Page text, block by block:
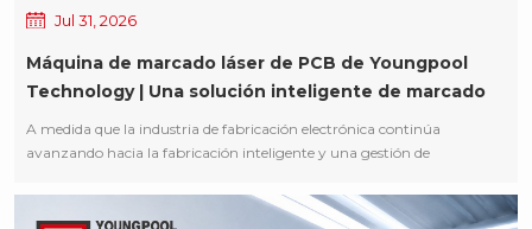
Jul 31, 2026
Máquina de marcado láser de PCB de Youngpool
Technology | Una solución inteligente de marcado
A medida que la industria de fabricación electrónica continúa
avanzando hacia la fabricación inteligente y una gestión de
desde un simple etiquetado de productos hasta convertirse en un
portador de datos crítico que abarca todo el ciclo de vida del producto